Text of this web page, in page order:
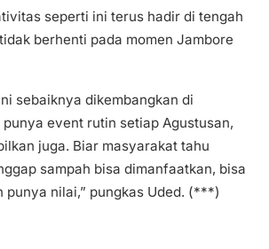
seperti ini terus hadir di tengah
berhenti pada momen Jambore
sebaiknya dikembangkan di
event rutin setiap Agustusan,
juga. Biar masyarakat tahu
sampah bisa dimanfaatkan, bisa
punya nilai,” pungkas Uded. (***)